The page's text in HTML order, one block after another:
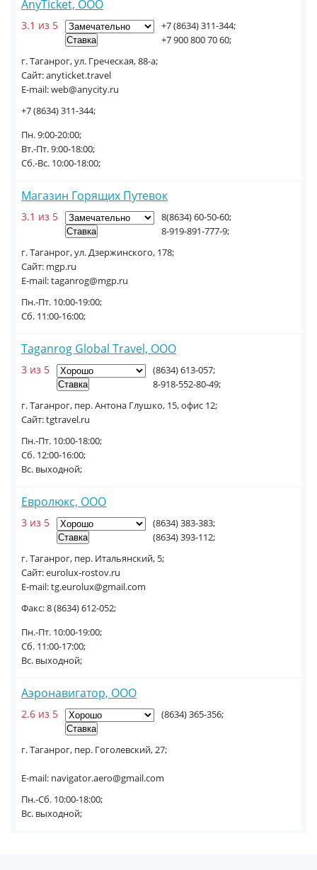
AnyTicket, ООО
3.1 из 5
г. Таганрог, ул. Греческая, 88-а;
Сайт: anyticket.travel
E-mail: web@anycity.ru
+7 (8634) 311-344;
+7 900 800 70 60;
+7 (8634) 311-344;
Пн. 9:00-20:00;
Вт.-Пт. 9:00-18:00;
Сб.-Вс. 10:00-18:00;
Магазин Горящих Путевок
3.1 из 5
г. Таганрог, ул. Дзержинского, 178;
Сайт: mgp.ru
E-mail: taganrog@mgp.ru
8(8634) 60-50-60;
8-919-891-777-9;
Пн.-Пт. 10:00-19:00;
Сб. 11:00-16:00;
Taganrog Global Travel, ООО
3 из 5
г. Таганрог, пер. Антона Глушко, 15, офис 12;
Сайт: tgtravel.ru
(8634) 613-057;
8-918-552-80-49;
Пн.-Пт. 10:00-18:00;
Сб. 12:00-16:00;
Вс. выходной;
Евролюкс, ООО
3 из 5
г. Таганрог, пер. Итальянский, 5;
Сайт: eurolux-rostov.ru
E-mail: tg.eurolux@gmail.com
(8634) 383-383;
(8634) 393-112;
Факс: 8 (8634) 612-052;
Пн.-Пт. 10:00-19:00;
Сб. 11:00-17:00;
Вс. выходной;
Аэронавигатор, ООО
2.6 из 5
г. Таганрог, пер. Гоголевский, 27;
E-mail: navigator.aero@gmail.com
(8634) 365-356;
Пн.-Сб. 10:00-18:00;
Вс. выходной;